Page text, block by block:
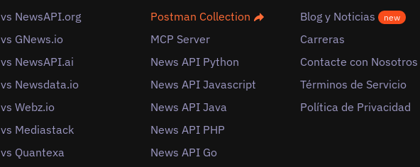
vs NewsAPI.org
vs GNews.io
vs NewsAPI.ai
vs Newsdata.io
vs Webz.io
vs Mediastack
vs Quantexa
Postman Collection
MCP Server
News API Python
News API Javascript
News API Java
News API PHP
News API Go
Blog y Noticias new
Carreras
Contacte con Nosotros
Términos de Servicio
Política de Privacidad